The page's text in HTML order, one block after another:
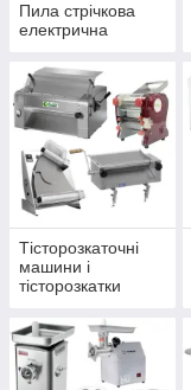
Пила стрічкова
електрична
Тісторозкаточні
машини і
тісторозкатки